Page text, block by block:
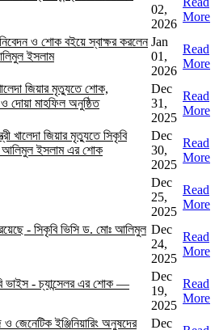
02,
2026
More
ও শোক বইয়ে স্বাক্ষর করলেন
ইসলাম
Jan
01,
2026
Read
More
জিয়ার মৃত্যুতে শোক,
দোয়া মাহফিল অনুষ্ঠিত
Dec
31,
2025
Read
More
খালেদা জিয়ার মৃত্যুতে সিকৃবি
আলিমুল ইসলাম এর শোক
Dec
30,
2025
Read
More
Dec
25,
2025
Read
More
- সিকৃবি ভিসি ড. মোঃ আলিমুল Dec
24,
2025
Read
More
ভাইস - চ্যান্সেলর এর শোক —
Dec
19,
2025
Read
More
জেনেটিক ইঞ্জিনিয়ারিং অনুষদের
Dec